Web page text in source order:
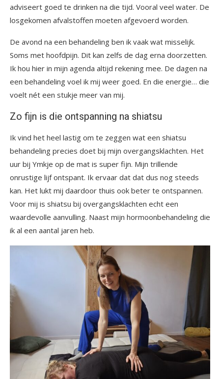
adviseert goed te drinken na die tijd. Vooral veel water. De
losgekomen afvalstoffen moeten afgevoerd worden.
De avond na een behandeling ben ik vaak wat misselijk.
Soms met hoofdpijn. Dit kan zelfs de dag erna doorzetten.
Ik hou hier in mijn agenda altijd rekening mee. De dagen na
een behandeling voel ik mij weer goed. En die energie… die
voelt nét een stukje meer van mij.
Zo fijn is die ontspanning na shiatsu
Ik vind het heel lastig om te zeggen wat een shiatsu
behandeling precies doet bij mijn overgangsklachten. Het
uur bij Ymkje op de mat is super fijn. Mijn trillende
onrustige lijf ontspant. Ik ervaar dat dat dus nog steeds
kan. Het lukt mij daardoor thuis ook beter te ontspannen.
Voor mij is shiatsu bij overgangsklachten echt een
waardevolle aanvulling. Naast mijn hormoonbehandeling die
ik al een aantal jaren heb.